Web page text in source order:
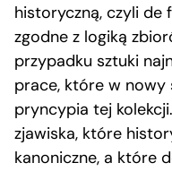
historyczną, czyli de
zgodne z logiką
przypadku sztuki
prace, które w
pryncypia tej
zjawiska, które
kanoniczne, a które